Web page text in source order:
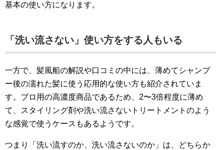
基本の使い方になります。
「洗い流さない」使い方をする人もいる
一方で、髪風船の解説や口コミの中には、薄めてシャンプ
ー後の濡れた髪に使う応用的な使い方も紹介されていま
す。プロ用の高濃度商品であるため、2〜3倍程度に薄め
て、スタイリング剤や洗い流さないトリートメントのよう
な感覚で使うケースもあるようです。
つまり「洗い流すのか、洗い流さないのか」は、どちらか